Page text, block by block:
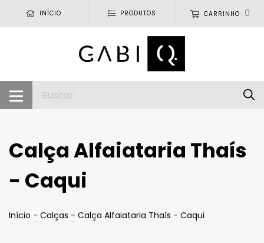
INÍCIO PRODUTOS CARRINHO 0
Calça Alfaiataria Thaís
- Caqui
Início - Calças - Calça Alfaiataria Thaís - Caqui